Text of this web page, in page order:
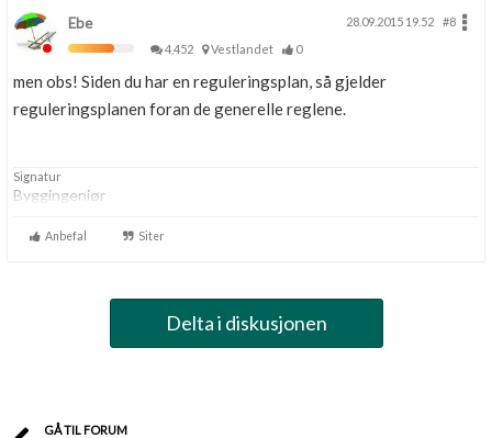
Ebe 28.09.2015 19.52
#8
4,452
Vestlandet 0
men obs! Siden du har en reguleringsplan, så gjelder
reguleringsplanen foran de generelle reglene.
Signatur
Byggingeniør
Anbefal Siter
Delta i diskusjonen
GÅ TIL FORUM